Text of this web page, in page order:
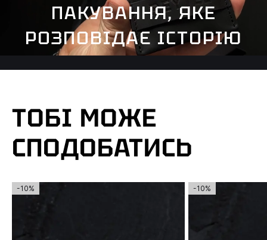
ПАКУВАННЯ, ЯКЕ
РОЗПОВІДАЄ ІСТОРІЮ
ТОБІ МОЖЕ
СПОДОБАТИСЬ
-10% -10%